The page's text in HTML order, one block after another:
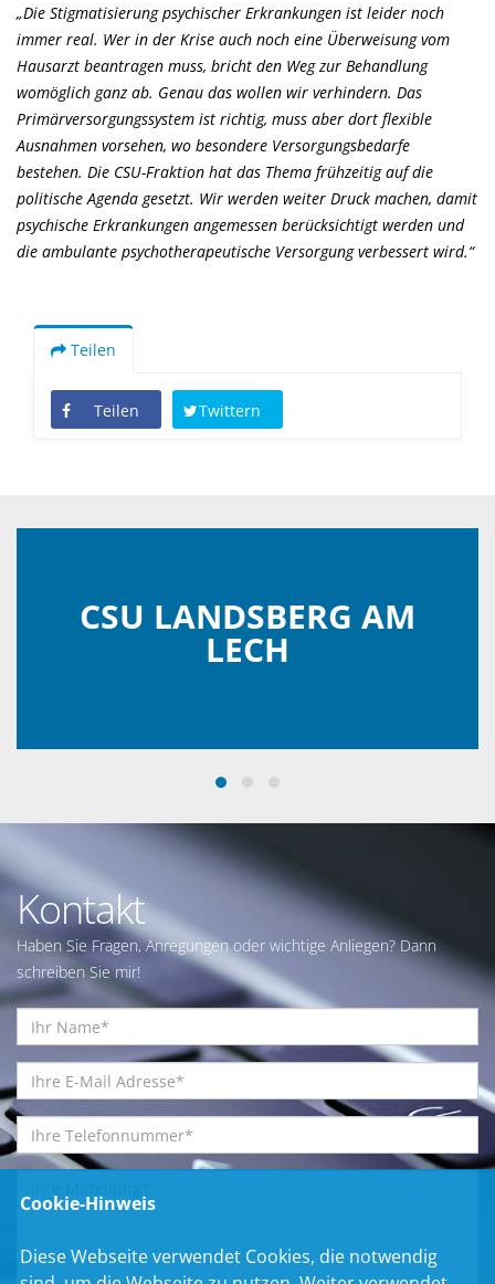
Die Stigmatisierung psychischer Erkrankungen ist leider noch
immer real. Wer in der Krise auch noch eine Überweisung vom
Hausarzt beantragen muss, bricht den Weg zur Behandlung
womöglich ganz ab. Genau das wollen wir verhindern. Das
Primärversorgungssystem ist richtig, muss aber dort flexible
Ausnahmen vorsehen, wo besondere Versorgungsbedarfe
bestehen. Die CSU-Fraktion hat das Thema frühzeitig auf die
politische Agenda gesetzt. Wir werden weiter Druck machen, damit
psychische Erkrankungen angemessen berücksichtigt werden und
die ambulante psychotherapeutische Versorgung verbessert wird.“
Teilen
Teilen Twittern
CSU LANDSBERG AM
LECH
Kontakt
Haben Sie Fragen, Anregungen oder wichtige Anliegen? Dann
schreiben Sie mir!
Cookie-Hinweis
Diese Webseite verwendet Cookies, die notwendig